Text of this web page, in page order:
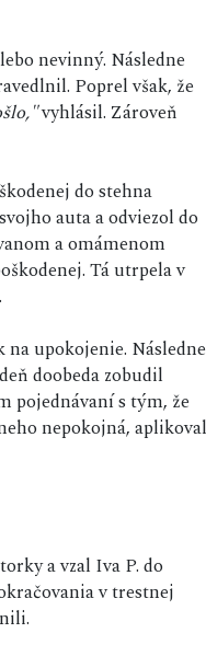
nevinný. Následne
Poprel však, že
vyhlásil. Zároveň
do stehna
auta a odviezol do
a omámenom
Tá utrpela v
na upokojenie. Následne
doobeda zobudil
pojednávaní s tým, že
nepokojná, aplikoval
a vzal Iva P. do
v trestnej